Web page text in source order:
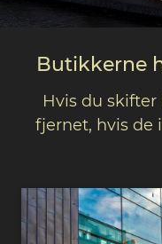
Butikkerne
Hvis du
fjernet, hvis